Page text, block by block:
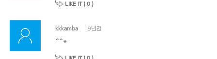
LIKE IT ( 0 )
kkkamba 9년전
^^*